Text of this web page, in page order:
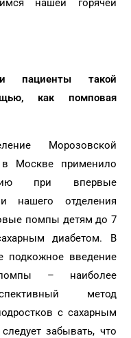
нашей горячей
пациенты такой
как помповая
Морозовской
Москве применило
при впервые
нашего отделения
помпы детям до 7
диабетом. В
подкожное введение
– наиболее
метод
с сахарным
забывать, что